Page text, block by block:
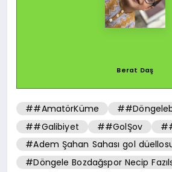
Berat Daş
##AmatörKüme
##Galibiyet
##GolŞov
#Adem Şahan Sahası gol
#Döngele Bozdağspor Necip